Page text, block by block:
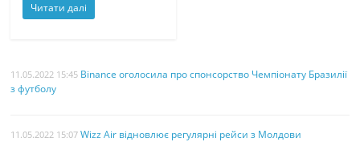
Читати далі
11.05.2022 15:45 Binance оголосила про спонсорство Чемпіонату Бразилії
з футболу
11.05.2022 15:07 Wizz Air відновлює регулярні рейси з Молдови